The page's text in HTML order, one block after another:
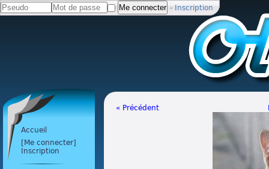
- Inscription
Accueil
[Me connecter]
Inscription
« Précédent